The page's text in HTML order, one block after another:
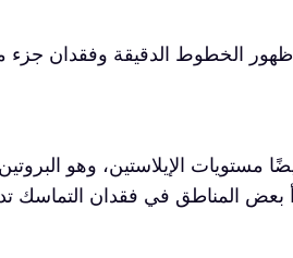
الخطوط الدقيقة وفقدان جزء
مستويات الإيلاستين، وهو
بعض المناطق في فقدان التماسك